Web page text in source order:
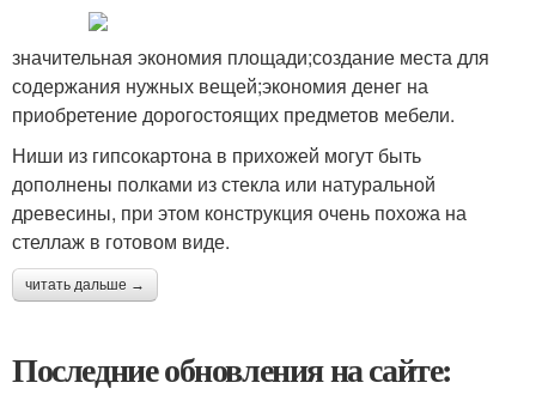
значительная экономия площади;создание места для
содержания нужных вещей;экономия денег на
приобретение дорогостоящих предметов мебели.
Ниши из гипсокартона в прихожей могут быть
дополнены полками из стекла или натуральной
древесины, при этом конструкция очень похожа на
стеллаж в готовом виде.
читать дальше →
Последние обновления на сайте: